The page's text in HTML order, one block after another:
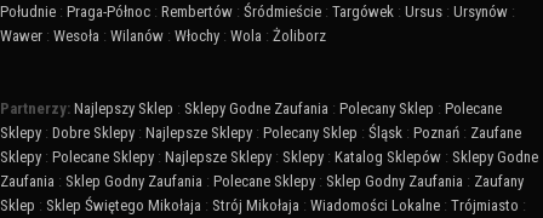
Południe : Praga-Północ : Rembertów : Śródmieście : Targówek : Ursus : Ursynów :
Wawer : Wesoła : Wilanów : Włochy : Wola : Żoliborz
Partnerzy: Najlepszy Sklep : Sklepy Godne Zaufania : Polecany Sklep : Polecane
Sklepy : Dobre Sklepy : Najlepsze Sklepy : Polecany Sklep : Śląsk : Poznań : Zaufane
Sklepy : Polecane Sklepy : Najlepsze Sklepy : Sklepy : Katalog Sklepów : Sklepy Godne
Zaufania : Sklep Godny Zaufania : Polecane Sklepy : Sklep Godny Zaufania : Zaufany
Sklep : Sklep Świętego Mikołaja : Strój Mikołaja : Wiadomości Lokalne : Trójmiasto :